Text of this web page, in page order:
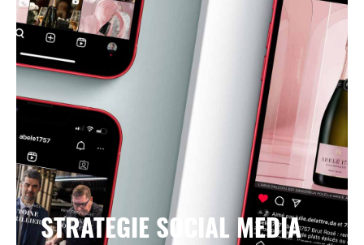
STRATEGIE SOCIAL MEDIA